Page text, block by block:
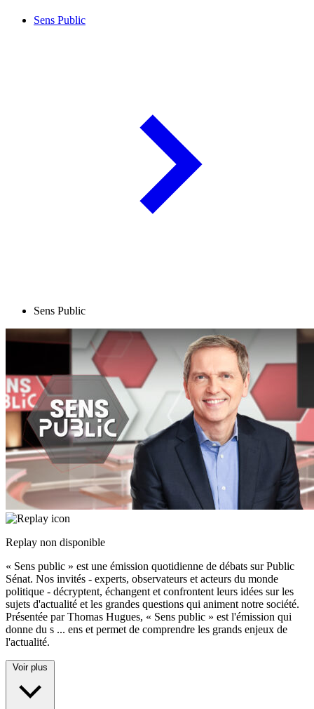
Sens Public
Sens Public
Replay non disponible
« Sens public » est une émission quotidienne de débats sur Public
Sénat. Nos invités - experts, observateurs et acteurs du monde
politique - décryptent, échangent et confrontent leurs idées sur les
sujets d'actualité et les grandes questions qui animent notre société.
Présentée par Thomas Hugues, « Sens public » est l'émission qui
donne du s ... ens et permet de comprendre les grands enjeux de
l'actualité.
Voir plus